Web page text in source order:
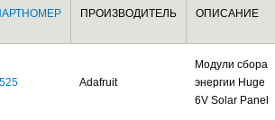
ПРОИЗВОДИТЕЛЬ ОПИСАНИЕ
Adafruit
Модули сбора
энергии Huge
6V Solar Panel